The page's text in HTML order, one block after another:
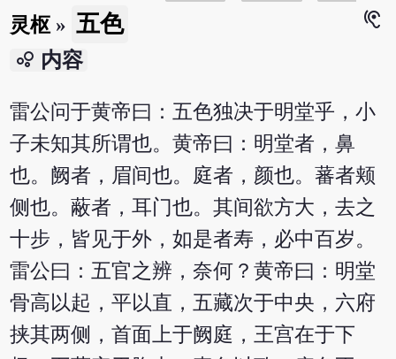
灵枢 » 五色
hearing
bubble_chart 内容
雷公问于黄帝曰：五色独决于明堂乎，小
子未知其所谓也。黄帝曰：明堂者，鼻
也。阙者，眉间也。庭者，颜也。蕃者颊
侧也。蔽者，耳门也。其间欲方大，去之
十步，皆见于外，如是者寿，必中百岁。
雷公曰：五官之辨，奈何？黄帝曰：明堂
骨高以起，平以直，五藏次于中央，六府
挟其两侧，首面上于阙庭，王宫在于下